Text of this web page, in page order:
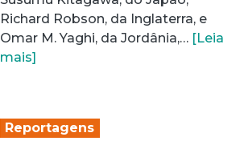
Richard Robson, da Inglaterra, e
Omar M. Yaghi, da Jordânia,… [Leia
mais]
Reportagens